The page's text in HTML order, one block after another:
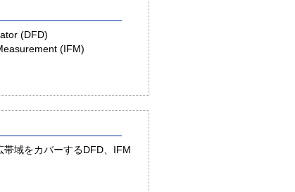
(DFD)
(IFM)
域をカバーするDFD、IFM